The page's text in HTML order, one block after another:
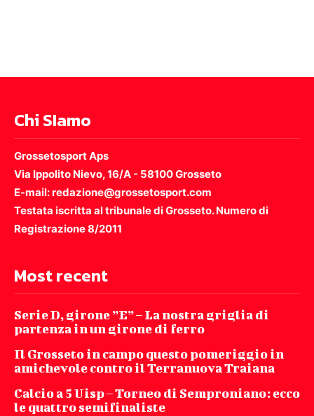
Chi SIamo
Grossetosport Aps
Via Ippolito Nievo, 16/A - 58100 Grosseto
E-mail: redazione@grossetosport.com
Testata iscritta al tribunale di Grosseto. Numero di
Registrazione 8/2011
Most recent
Serie D, girone ”E” – La nostra griglia di
partenza in un girone di ferro
Il Grosseto in campo questo pomeriggio in
amichevole contro il Terranuova Traiana
Calcio a 5 Uisp – Torneo di Semproniano: ecco
le quattro semifinaliste